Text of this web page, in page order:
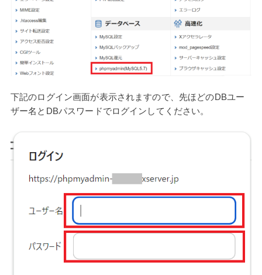
下記のログイン画面が表示されますので、先ほどのDBユー
ザー名とDBパスワードでログインしてください。